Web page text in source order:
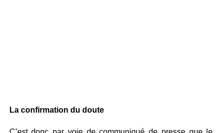
La confirmation du doute